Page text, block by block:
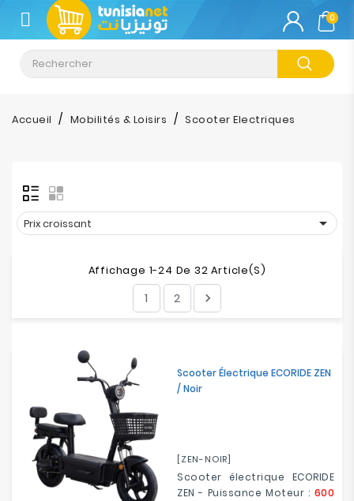
CATÉGORIE
Climatisation
Informatique
Tablette
Impression
Electroménager
Bureautique
Réseau
Sécurité
0
Accueil Mobilités & Loisirs Scooter Electriques
Prix croissant 
Affichage 1-24 De 32 Article(s)
1 2 
Scooter Électrique ECORIDE ZEN
/ Noir
[ZEN-NOIR]
Scooter électrique ECORIDE
ZEN - Puissance Moteur : 600